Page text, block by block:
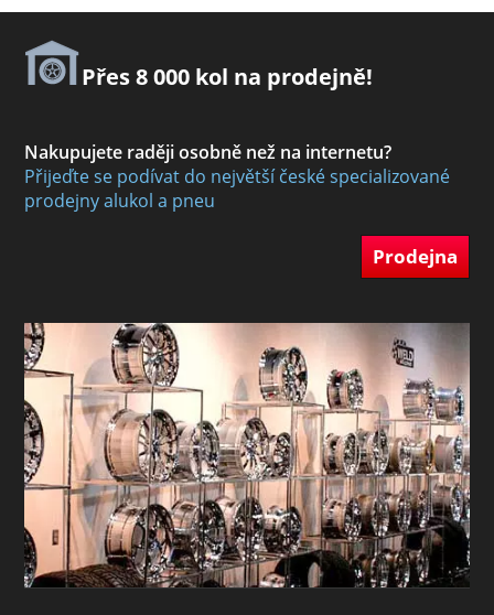
Přes 8 000 kol na prodejně!
Nakupujete raději osobně než na internetu?
Přijeďte se podívat do největší české specializované
prodejny alukol a pneu
Prodejna